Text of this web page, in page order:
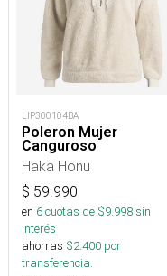
LIP300104BA
Poleron Mujer
Canguroso
Haka Honu
$ 59.990
en 6cuotas de $9.998sin
interés
ahorras $2.400 por
transferencia.